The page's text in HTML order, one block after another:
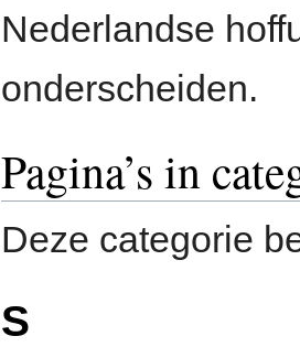
Nederlandse
onderscheiden.
Pagina’s in
Deze categorie
S